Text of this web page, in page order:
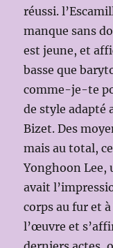
réussi.
manque sans
est jeune, et
basse que
comme-je-te
de style adapté
Bizet. Des
mais au total,
Yonghoon Lee,
avait
corps au fur et
l’œuvre et